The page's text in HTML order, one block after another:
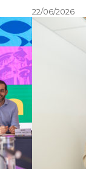
22/06/2026